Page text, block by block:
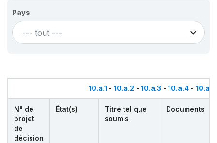
Pays
--- tout ---
10.a.1 - 10.a.2 - 10.a.3 - 10.a.4- 10.a.5
N° de
projet
de
décision
État(s)
Titre tel que
soumis
Documents